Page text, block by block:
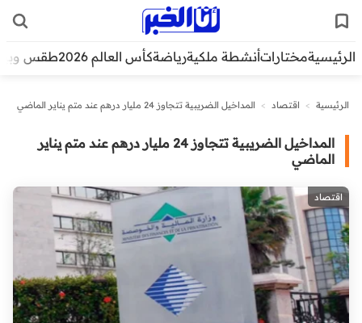
الرئيسيةمختاراتأنشطة ملكيةرياضةكأس العالم 2026 طقس
الرئيسية > اقتصاد > المداخيل الضريبية تتجاوز 24 مليار درهم عند متم يناير الماضي
المداخيل الضريبية تتجاوز 24 مليار درهم عند متم يناير
الماضي
اقتصاد